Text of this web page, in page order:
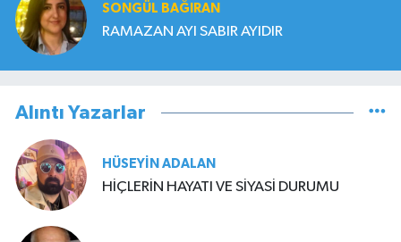
SONGÜL BAĞIRAN
RAMAZAN AYI SABIR AYIDIR
Alıntı Yazarlar
HÜSEYIN ADALAN
HİÇLERİN HAYATI VE SİYASİ DURUMU